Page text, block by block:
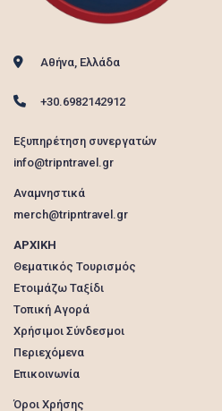
Αθήνα, Ελλάδα
+30.6982142912
Εξυπηρέτηση συνεργατών
info@tripntravel.gr
Αναμνηστικά
merch@tripntravel.gr
ΑΡΧΙΚΗ
Θεματικός Τουρισμός
Ετοιμάζω Ταξίδι
Τοπική Αγορά
Χρήσιμοι Σύνδεσμοι
Περιεχόμενα
Επικοινωνία
Όροι Χρήσης